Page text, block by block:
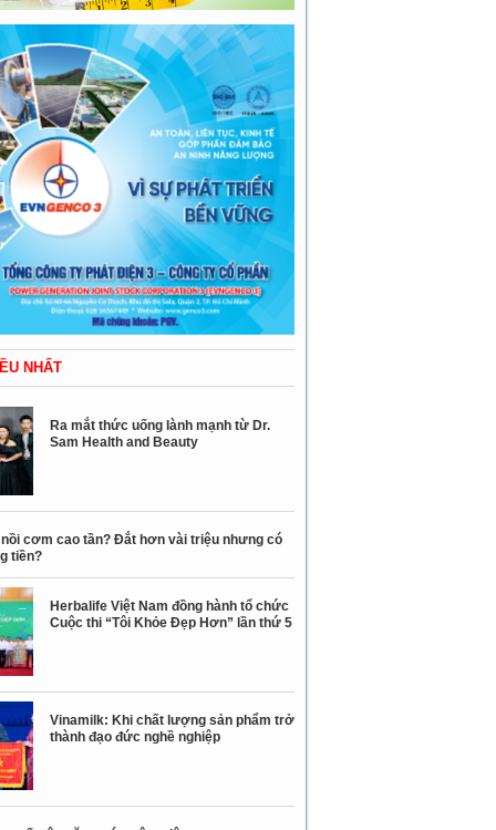
NHẤT
Ra mắt thức uống lành mạnh từ Dr.
Sam Health and Beauty
nồi cơm cao tần? Đắt hơn vài triệu nhưng có
tiền?
Herbalife Việt Nam đồng hành tổ chức
Cuộc thi “Tôi Khỏe Đẹp Hơn” lần thứ 5
Vinamilk: Khi chất lượng sản phẩm trở
thành đạo đức nghề nghiệp